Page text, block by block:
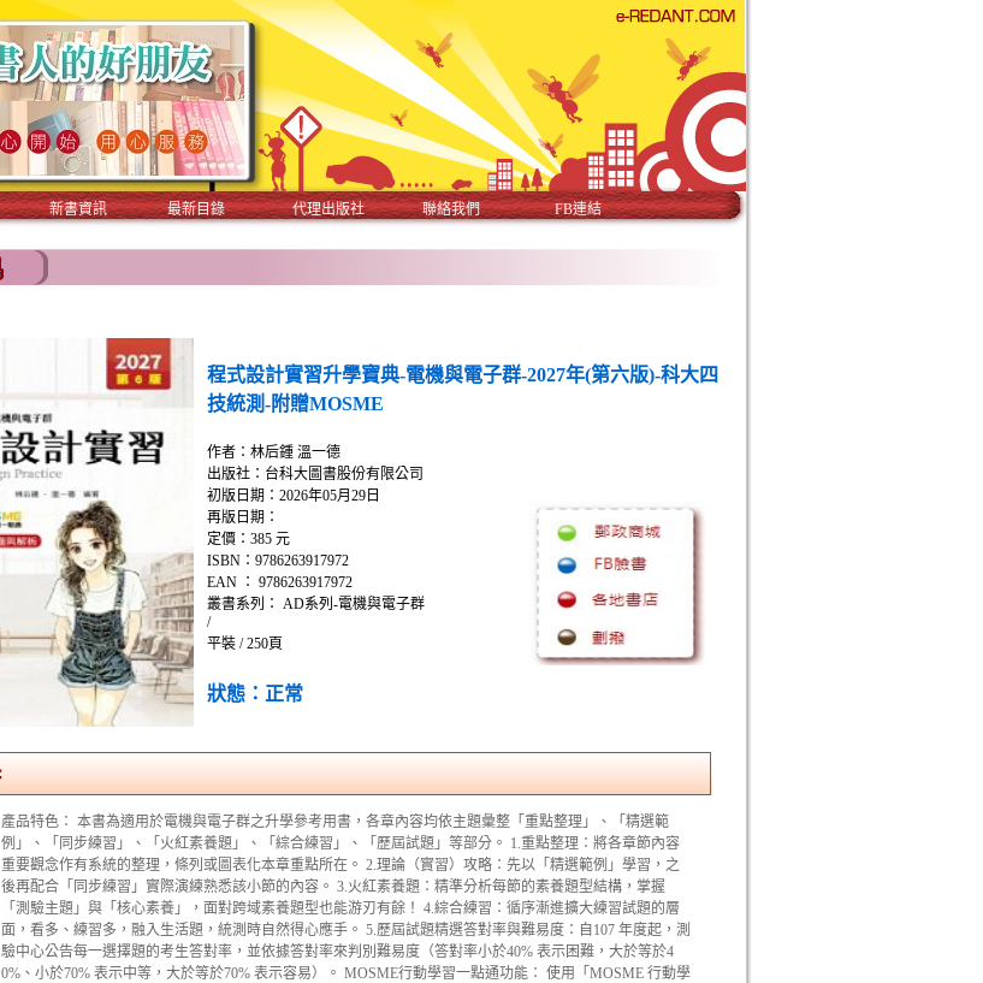
新書資訊 最新目錄 代理出版社 聯絡我們 FB連結
程式設計實習升學寶典-電機與電子群-2027年(第六版)-科大四
技統測-附贈MOSME
作者：林后鍾 溫一德
出版社：台科大圖書股份有限公司
初版日期：2026年05月29日
再版日期：
定價：385 元
ISBN：9786263917972
EAN ： 9786263917972
叢書系列： AD系列-電機與電子群
/
平裝 / 250頁
狀態：正常
產品特色： 本書為適用於電機與電子群之升學參考用書，各章內容均依主題彙整「重點整理」、「精選範
例」、「同步練習」、「火紅素養題」、「綜合練習」、「歷屆試題」等部分。 1.重點整理：將各章節內容
重要觀念作有系統的整理，條列或圖表化本章重點所在。 2.理論（實習）攻略：先以「精選範例」學習，之
後再配合「同步練習」實際演練熟悉該小節的內容。 3.火紅素養題：精準分析每節的素養題型結構，掌握
「測驗主題」與「核心素養」，面對跨域素養題型也能游刃有餘！ 4.綜合練習：循序漸進擴大練習試題的層
面，看多、練習多，融入生活題，統測時自然得心應手。 5.歷屆試題精選答對率與難易度：自107 年度起，測
驗中心公告每一選擇題的考生答對率，並依據答對率來判別難易度（答對率小於40% 表示困難，大於等於4
0%、小於70% 表示中等，大於等於70% 表示容易）。 MOSME行動學習一點通功能： 使用「MOSME 行動學